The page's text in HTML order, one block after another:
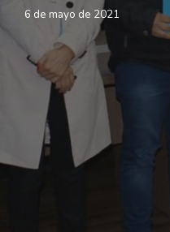
6 de mayo de 2021